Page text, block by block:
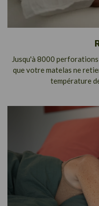
Jusqu'à 8000
que votre matelas ne
température